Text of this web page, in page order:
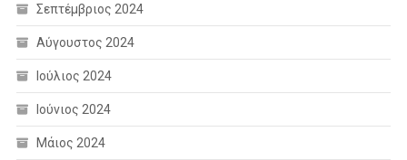
Σεπτέμβριος 2024
Αύγουστος 2024
Ιούλιος 2024
Ιούνιος 2024
Μάιος 2024